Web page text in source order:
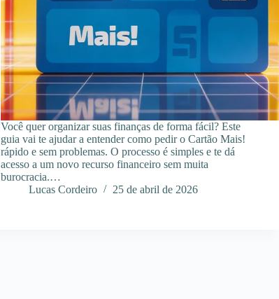
Você quer organizar suas finanças de forma fácil? Este
guia vai te ajudar a entender como pedir o Cartão Mais!
rápido e sem problemas. O processo é simples e te dá
acesso a um novo recurso financeiro sem muita
burocracia.…
Lucas Cordeiro
25 de abril de 2026